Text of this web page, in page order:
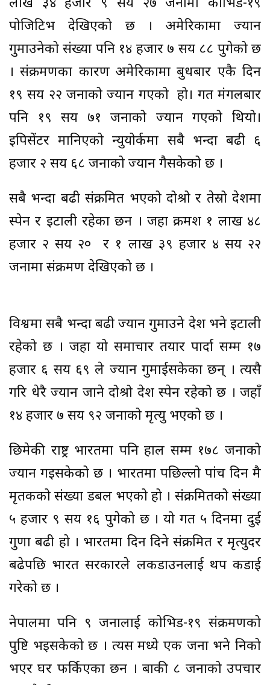
लाख ३४ हजार ९ सय २७ जनामा कोभिड-१९
पोजिटिभ देखिएको छ । अमेरिकामा ज्यान
गुमाउनेको संख्या पनि १४ हजार ७ सय ८८ पुगेको छ
। संक्रमणका कारण अमेरिकामा बुधबार एकै दिन
१९ सय २२ जनाको ज्यान गएको हो। गत मंगलबार
पनि १९ सय ७१ जनाको ज्यान गएको थियो।
इपिसेंटर मानिएको न्युयोर्कमा सबै भन्दा बढी ६
हजार २ सय ६८ जनाको ज्यान गैसकेको छ ।
सबै भन्दा बढी संक्रमित भएको दोश्रो र तेस्रो देशमा
स्पेन र इटाली रहेका छन । जहा क्रमश १ लाख ४८
हजार २ सय २० र १ लाख ३९ हजार ४ सय २२
जनामा संक्रमण देखिएको छ ।
विश्वमा सबै भन्दा बढी ज्यान गुमाउने देश भने इटाली
रहेको छ । जहा यो समाचार तयार पार्दा सम्म १७
हजार ६ सय ६९ ले ज्यान गुमाईसकेका छन् । त्यसै
गरि धेरै ज्यान जाने दोश्रो देश स्पेन रहेको छ । जहाँ
१४ हजार ७ सय ९२ जनाको मृत्यु भएको छ ।
छिमेकी राष्ट्र भारतमा पनि हाल सम्म १७८ जनाको
ज्यान गइसकेको छ । भारतमा पछिल्लो पांच दिन मै
मृतकको संख्या डबल भएको हो । संक्रमितको संख्या
५ हजार ९ सय १६ पुगेको छ । यो गत ५ दिनमा दुई
गुणा बढी हो । भारतमा दिन दिने संक्रमित र मृत्युदर
बढेपछि भारत सरकारले लकडाउनलाई थप कडाई
गरेको छ ।
नेपालमा पनि ९ जनालाई कोभिड-१९ संक्रमणको
पुष्टि भइसकेको छ । त्यस मध्ये एक जना भने निको
भएर घर फर्किएका छन । बाकी ८ जनाको उपचार